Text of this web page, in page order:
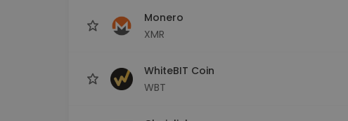
Monero
XMR
WhiteBIT Coin
WBT